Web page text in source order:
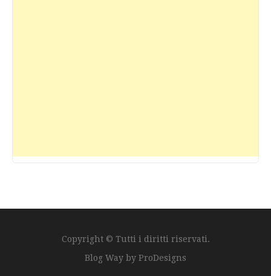
Copyright © Tutti i diritti riservati.
Blog Way by ProDesigns